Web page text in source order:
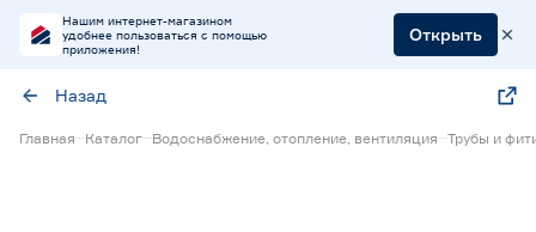
Нашим интернет-магазином
удобнее пользоваться с помощью
приложения!
Открыть
Назад
Главная Каталог Водоснабжение, отопление, вентиляция Трубы и